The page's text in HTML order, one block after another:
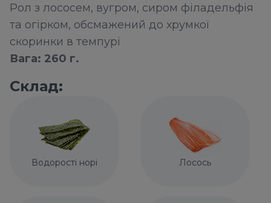
Рол з лососем, вугром, сиром філадельфія
та огірком, обсмажений до хрумкої
скоринки в темпурі
Вага: 260 г.
Склад:
Водорості норі Лосось